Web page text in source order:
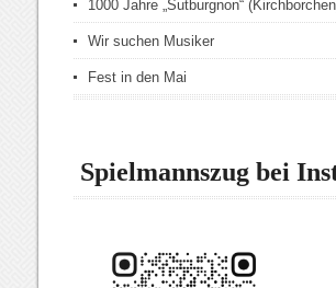
1000 Jahre „Sutburgnon“
Wir suchen Musiker
Fest in den Mai
Spielmannszug bei